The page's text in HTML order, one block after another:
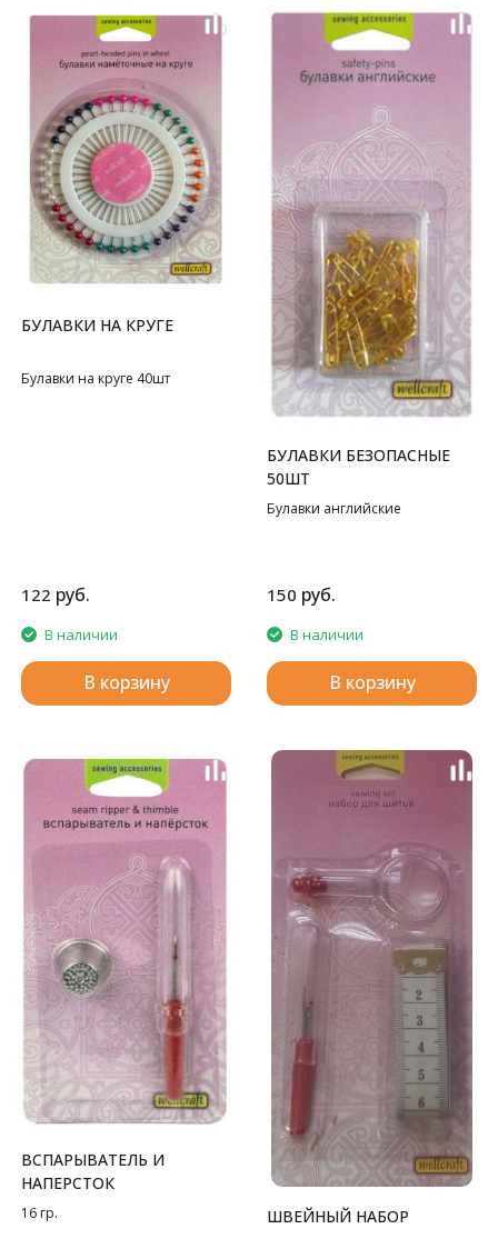
БУЛАВКИ НА КРУГЕ
Булавки на круге 40шт
122 руб.
В наличии
В корзину
БУЛАВКИ БЕЗОПАСНЫЕ
50ШТ
Булавки английские
150 руб.
В наличии
В корзину
ВСПАРЫВАТЕЛЬ И
НАПЕРСТОК
16 гр. ШВЕЙНЫЙ НАБОР